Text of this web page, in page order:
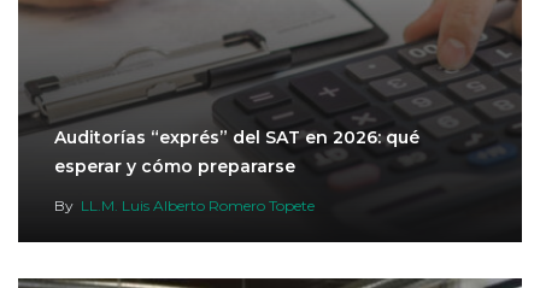
Auditorías “exprés” del SAT en 2026: qué
esperar y cómo prepararse
By LL.M. Luis Alberto Romero Topete